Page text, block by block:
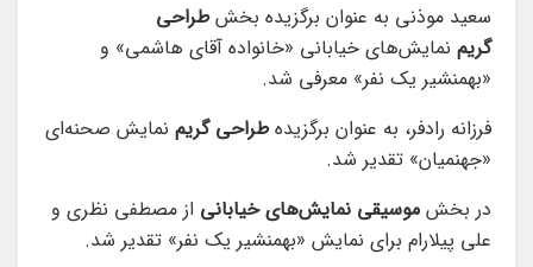
سعید موذنی به عنوان برگزیده بخشطراحی
گریم نمایش‌های خیابانی «خانواده آقای هاشمی» و
«بهمنشیر یک نفر» معرفی شد.
فرزانه رادفر، به عنوان برگزیدهطراحی گریم نمایش صحنه‌ای
«جهنمیان» تقدیر شد.
در بخش موسیقی نمایش‌های خیابانی از مصطفی نظری و
علی پیلارام برای نمایش «بهمنشیر یک نفر» تقدیر شد.